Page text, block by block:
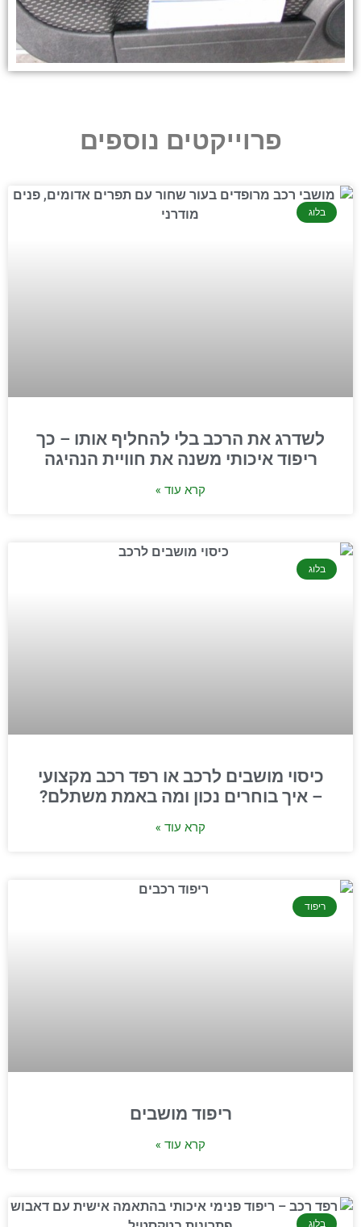
פרוייקטים נוספים
בלוג
לשדרג את הרכב בלי להחליף אותו – כך
ריפוד איכותי משנה את חוויית הנהיגה
קרא עוד »
בלוג
כיסוי מושבים לרכב או רפד רכב מקצועי
– איך בוחרים נכון ומה באמת משתלם?
קרא עוד »
ריפוד
ריפוד מושבים
קרא עוד »
בלוג